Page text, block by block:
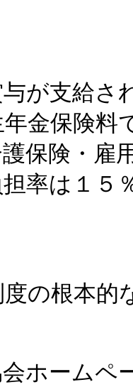
が支給さ
金保険
保険・雇
率は１５
の根本的
会ホームペ